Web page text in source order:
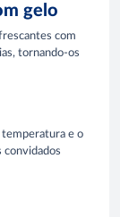
gelo
com
tornando-os
e o
convidados